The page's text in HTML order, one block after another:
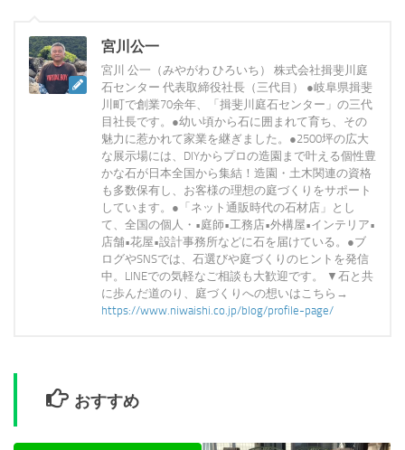
宮川公一
宮川 公一（みやがわ ひろいち） 株式会社揖斐川庭
石センター 代表取締役社長（三代目） ●岐阜県揖斐
川町で創業70余年、「揖斐川庭石センター」の三代
目社長です。●幼い頃から石に囲まれて育ち、その
魅力に惹かれて家業を継ぎました。●2500坪の広大
な展示場には、DIYからプロの造園まで叶える個性豊
かな石が日本全国から集結！造園・土木関連の資格
も多数保有し、お客様の理想の庭づくりをサポート
しています。●「ネット通販時代の石材店」とし
て、全国の個人・•庭師•工務店•外構屋•インテリア•
店舗•花屋•設計事務所などに石を届けている。●ブ
ログやSNSでは、石選びや庭づくりのヒントを発信
中。LINEでの気軽なご相談も大歓迎です。 ▼石と共
に歩んだ道のり、庭づくりへの想いはこちら→
https://www.niwaishi.co.jp/blog/profile-page/
おすすめ